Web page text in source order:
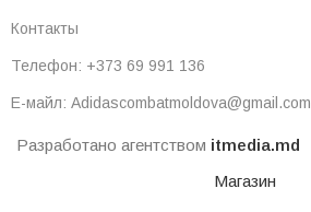
Контакты
Телефон: +373 69 991 136
Е-майл: Adidascombatmoldova@gmail.com
Разработано агентством itmedia.md
Магазин